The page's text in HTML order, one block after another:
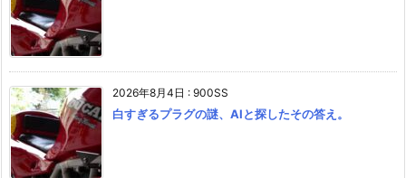
2026年8月4日 : 900SS
白すぎるプラグの謎、AIと探したその答え。